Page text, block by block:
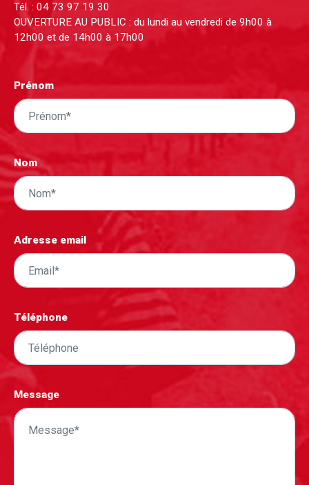
Tél. : 04 73 97 19 30
OUVERTURE AU PUBLIC : du lundi au vendredi de 9h00 à
12h00 et de 14h00 à 17h00
Prénom
Nom
Adresse email
Téléphone
Message